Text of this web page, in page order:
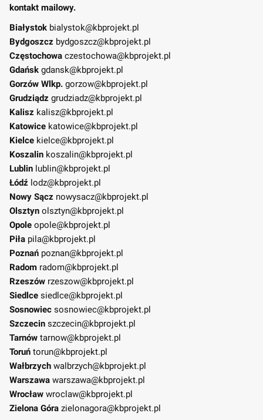
kontakt mailowy.
Białystok bialystok@kbprojekt.pl
Bydgoszcz bydgoszcz@kbprojekt.pl
Częstochowa czestochowa@kbprojekt.pl
Gdańsk gdansk@kbprojekt.pl
Gorzów Wlkp. gorzow@kbprojekt.pl
Grudziądz grudziadz@kbprojekt.pl
Kalisz kalisz@kbprojekt.pl
Katowice katowice@kbprojekt.pl
Kielce kielce@kbprojekt.pl
Koszalin koszalin@kbprojekt.pl
Lublin lublin@kbprojekt.pl
Łódź lodz@kbprojekt.pl
Nowy Sącz nowysacz@kbprojekt.pl
Olsztyn olsztyn@kbprojekt.pl
Opole opole@kbprojekt.pl
Piła pila@kbprojekt.pl
Poznań poznan@kbprojekt.pl
Radom radom@kbprojekt.pl
Rzeszów rzeszow@kbprojekt.pl
Siedlce siedlce@kbprojekt.pl
Sosnowiec sosnowiec@kbprojekt.pl
Szczecin szczecin@kbprojekt.pl
Tarnów tarnow@kbprojekt.pl
Toruń torun@kbprojekt.pl
Wałbrzych walbrzych@kbprojekt.pl
Warszawa warszawa@kbprojekt.pl
Wrocław wroclaw@kbprojekt.pl
Zielona Góra zielonagora@kbprojekt.pl